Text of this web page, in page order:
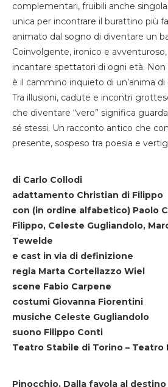
complementari, fruibili anche
unica per incontrare il burattino più
animato dal sogno di diventare un
Coinvolgente, ironico e
incantare spettatori di ogni età. Non
è il cammino inquieto di un’anima di
Tra illusioni, cadute e incontri
che diventare “vero” significa
sé stessi. Un racconto antico che
presente, sospeso tra poesia e
di Carlo Collodi
adattamento Christian di Filippo
con (in ordine alfabetico) Paolo
Filippo, Celeste Gugliandolo,
Tewelde
e cast in via di definizione
regia Marta Cortellazzo Wiel
scene Fabio Carpene
costumi Giovanna Fiorentini
musiche Celeste Gugliandolo
suono Filippo Conti
Teatro Stabile di Torino – Teatro
Pinocchio. Dalla favola al destino